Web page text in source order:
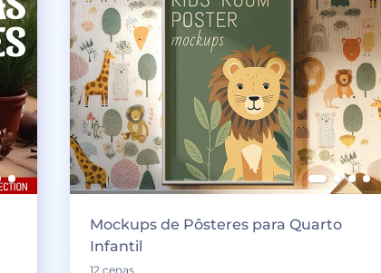
Mockups de Pôsteres para Quarto
Infantil
12 cenas